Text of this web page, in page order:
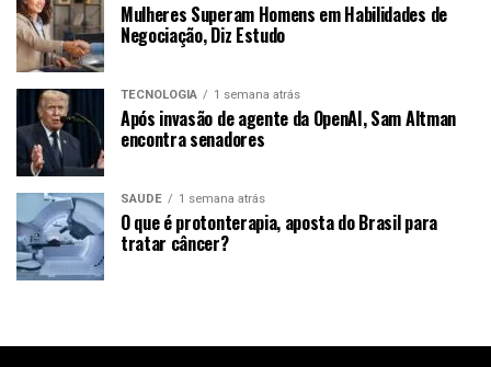
Mulheres Superam Homens em Habilidades de
Negociação, Diz Estudo
TECNOLOGIA 1 semana atrás
Após invasão de agente da OpenAI, Sam Altman
encontra senadores
SAÚDE 1 semana atrás
O que é protonterapia, aposta do Brasil para
tratar câncer?